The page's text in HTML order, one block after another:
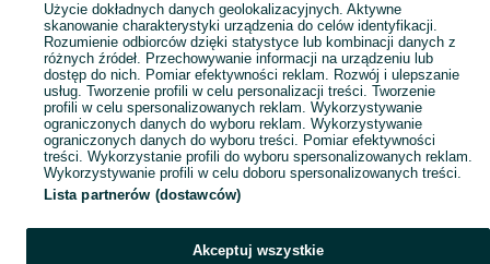
Popularne wyszukiwania
Użycie dokładnych danych geolokalizacyjnych. Aktywne
skanowanie charakterystyki urządzenia do celów identyfikacji.
Rozumienie odbiorców dzięki statystyce lub kombinacji danych z
różnych źródeł. Przechowywanie informacji na urządzeniu lub
dostęp do nich. Pomiar efektywności reklam. Rozwój i ulepszanie
usług. Tworzenie profili w celu personalizacji treści. Tworzenie
profili w celu spersonalizowanych reklam. Wykorzystywanie
ograniczonych danych do wyboru reklam. Wykorzystywanie
ograniczonych danych do wyboru treści. Pomiar efektywności
treści. Wykorzystanie profili do wyboru spersonalizowanych reklam.
Wykorzystywanie profili w celu doboru spersonalizowanych treści.
Lista partnerów (dostawców)
Akceptuj wszystkie